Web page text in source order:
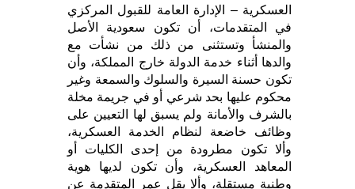
العسكرية – الإدارة العامة للقبول المركزي
في المتقدمات، أن تكون سعودية الأصل
والمنشأ وتستثنى من ذلك من نشأت مع
والدها أثناء خدمة الدولة خارج المملكة، وأن
تكون حسنة السيرة والسلوك والسمعة وغير
محكوم عليها بحد شرعي أو في جريمة مخلة
بالشرف والأمانة ولم يسبق لها التعيين على
وظائف خاضعة لنظام الخدمة العسكرية،
وألا تكون مطرودة من إحدى الكليات أو
المعاهد العسكرية، وأن تكون لديها هوية
وطنية مستقلة، وألا يقل عمر المتقدمة عن